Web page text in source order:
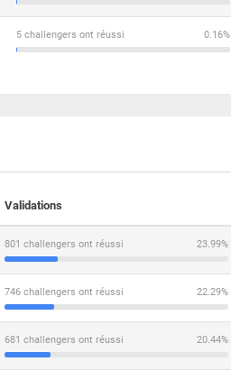
0.16%
5 challengers ont réussi
Validations
23.99%
801 challengers ont réussi
22.29%
746 challengers ont réussi
20.44%
681 challengers ont réussi